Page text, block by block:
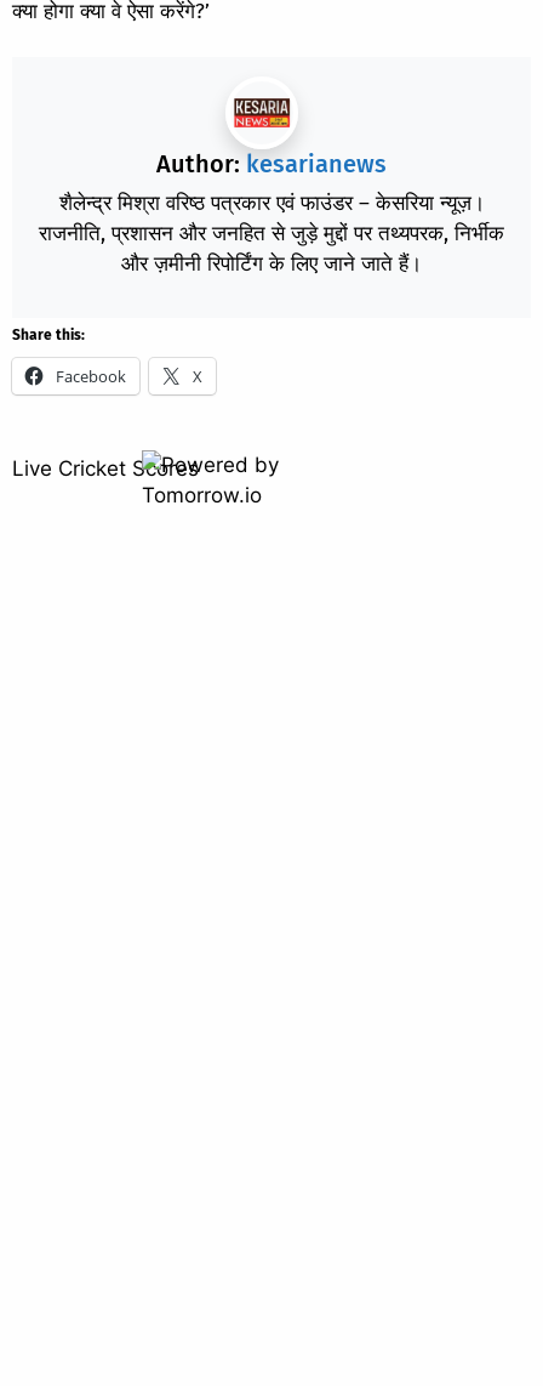
क्या होगा क्या वे ऐसा करेंगे?’
Author: kesarianews
शैलेन्द्र मिश्रा वरिष्ठ पत्रकार एवं फाउंडर – केसरिया न्यूज़।
राजनीति, प्रशासन और जनहित से जुड़े मुद्दों पर तथ्यपरक, निर्भीक
और ज़मीनी रिपोर्टिंग के लिए जाने जाते हैं।
Share this:
Facebook X
Live Cricket Scores